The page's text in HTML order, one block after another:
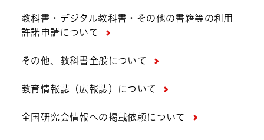
教科書・デジタル教科書・その他の書籍等の利用
許諾申請について
その他、教科書全般について
教育情報誌（広報誌）について
全国研究会情報への掲載依頼について